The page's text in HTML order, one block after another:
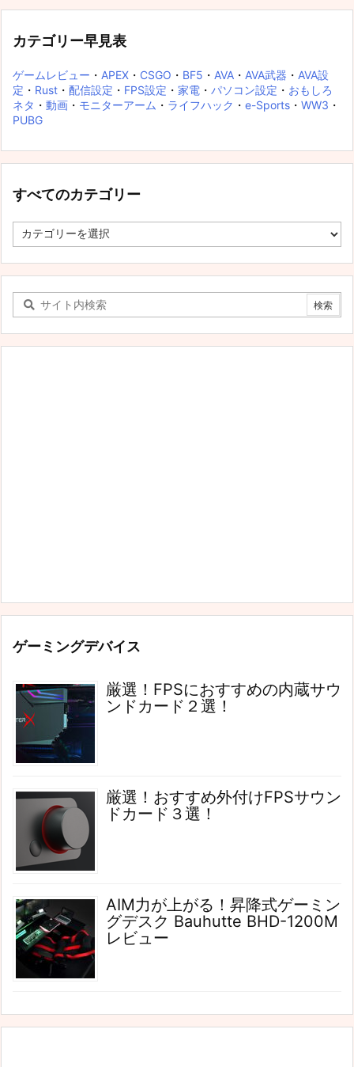
カテゴリー早見表
ゲームレビュー ・ APEX ・ CSGO ・ BF5 ・ AVA ・ AVA武器 ・ AVA設
定 ・ Rust ・ 配信設定 ・ FPS設定 ・ 家電 ・ パソコン設定 ・ おもしろ
ネタ ・ 動画 ・ モニターアーム ・ ライフハック ・ e-Sports ・ WW3 ・
PUBG
すべてのカテゴリー
べ
の
ゴ
リ
ー
ゲーミングデバイス
厳選！FPSにおすすめの内蔵サウ
ンドカード２選！
厳選！おすすめ外付けFPSサウン
ドカード３選！
AIM力が上がる！昇降式ゲーミン
グデスク Bauhutte BHD-1200M
レビュー